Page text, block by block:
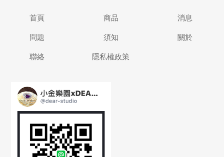
首頁 商品 消息
問題 須知 關於
聯絡 隱私權政策